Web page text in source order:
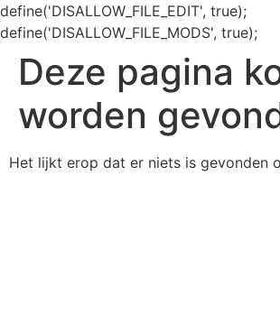
define('DISALLOW_FILE_EDIT', true);
define('DISALLOW_FILE_MODS', true);
Deze pagina
worden
Het lijkt erop dat er niets is gevonden